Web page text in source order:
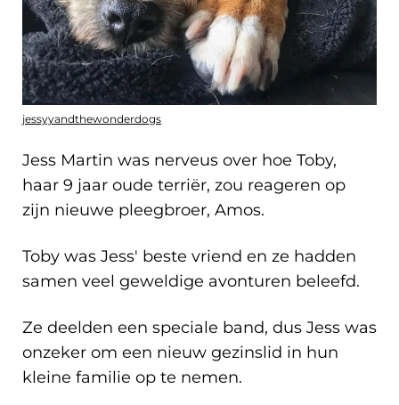
jessyyandthewonderdogs
Jess Martin was nerveus over hoe Toby,
haar 9 jaar oude terriër, zou reageren op
zijn nieuwe pleegbroer, Amos.
Toby was Jess' beste vriend en ze hadden
samen veel geweldige avonturen beleefd.
Ze deelden een speciale band, dus Jess was
onzeker om een nieuw gezinslid in hun
kleine familie op te nemen.